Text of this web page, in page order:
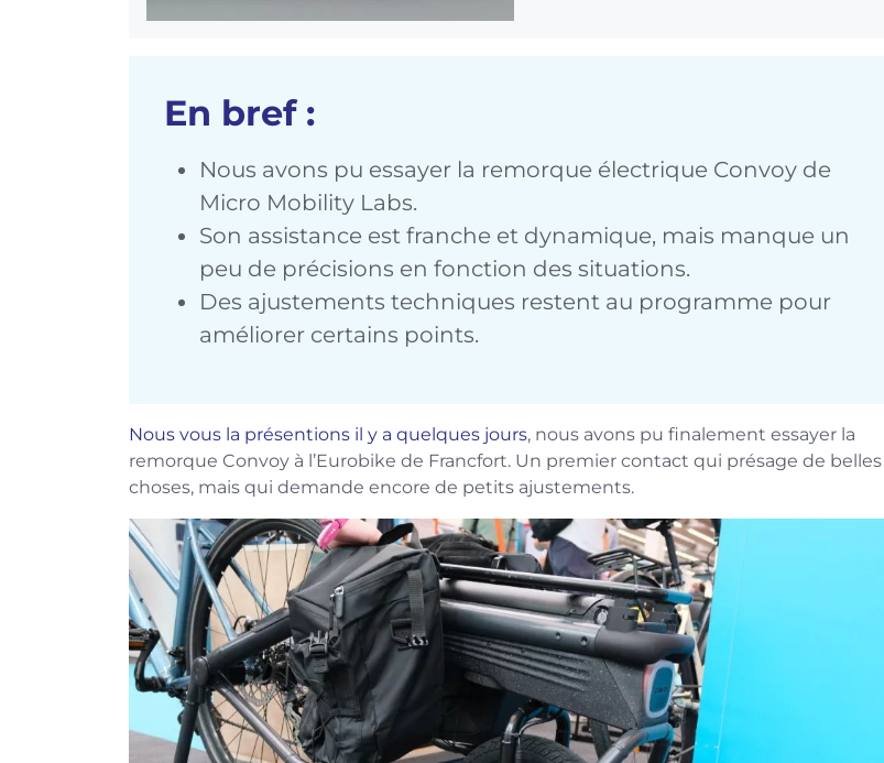
En bref :
Nous avons pu essayer la remorque électrique Convoy de
Micro Mobility Labs.
Son assistance est franche et dynamique, mais manque un
peu de précisions en fonction des situations.
Des ajustements techniques restent au programme pour
améliorer certains points.
Nous vous la présentions il y a quelques jours, nous avons pu finalement essayer la
remorque Convoy à l’Eurobike de Francfort. Un premier contact qui présage de belles
choses, mais qui demande encore de petits ajustements.